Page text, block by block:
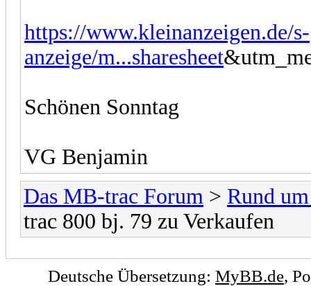
https://www.kleinanzeigen.de/s-
anzeige/m...sharesheet
Schönen Sonntag
VG Benjamin
Das MB-trac Forum > Rund
trac 800 bj. 79 zu Verkaufen
Deutsche Übersetzung: MyBB.de,